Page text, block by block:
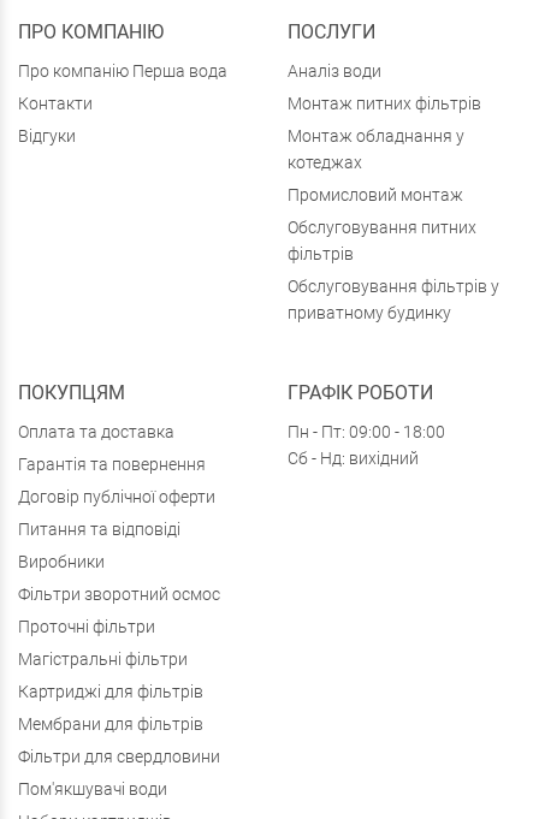
ПРО КОМПАНІЮ
Про компанію Перша вода
Контакти
Відгуки
ПОСЛУГИ
Аналіз води
Монтаж питних фільтрів
Монтаж обладнання у
котеджах
Промисловий монтаж
Обслуговування питних
фільтрів
Обслуговування фільтрів у
приватному будинку
ПОКУПЦЯМ
Оплата та доставка
Гарантія та повернення
Договір публічної оферти
Питання та відповіді
Виробники
Фільтри зворотний осмос
Проточні фільтри
Магістральні фільтри
Картриджі для фільтрів
Мембрани для фільтрів
Фільтри для свердловини
Пом'якшувачі води
ГРАФІК РОБОТИ
Пн - Пт: 09:00 - 18:00
Сб - Нд: вихідний